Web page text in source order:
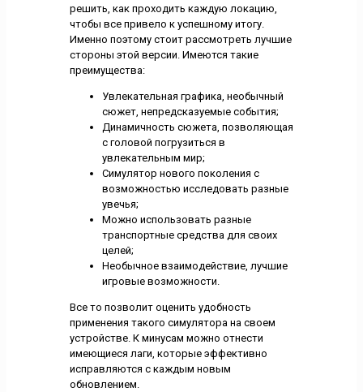
решить, как проходить каждую локацию,
чтобы все привело к успешному итогу.
Именно поэтому стоит рассмотреть лучшие
стороны этой версии. Имеются такие
преимущества:
Увлекательная графика, необычный
сюжет, непредсказуемые события;
Динамичность сюжета, позволяющая
с головой погрузиться в
увлекательным мир;
Симулятор нового поколения с
возможностью исследовать разные
увечья;
Можно использовать разные
транспортные средства для своих
целей;
Необычное взаимодействие, лучшие
игровые возможности.
Все то позволит оценить удобность
применения такого симулятора на своем
устройстве. К минусам можно отнести
имеющиеся лаги, которые эффективно
исправляются с каждым новым
обновлением.